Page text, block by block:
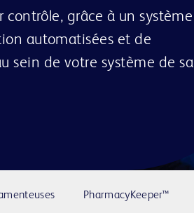
grâce à un système
automatisées et de
sein de votre système de
PharmacyKeeper™